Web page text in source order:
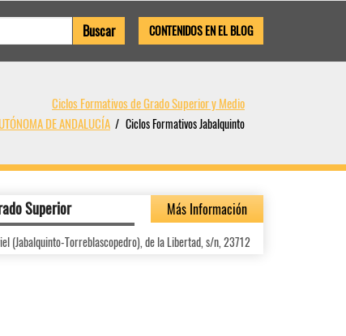
CONTENIDOS EN EL BLOG
Ciclos Formativos de Grado Superior y Medio
DE ANDALUCÍA
Ciclos Formativos Jabalquinto
Superior Más Información
(Jabalquinto-Torreblascopedro), de la Libertad, s/n, 23712